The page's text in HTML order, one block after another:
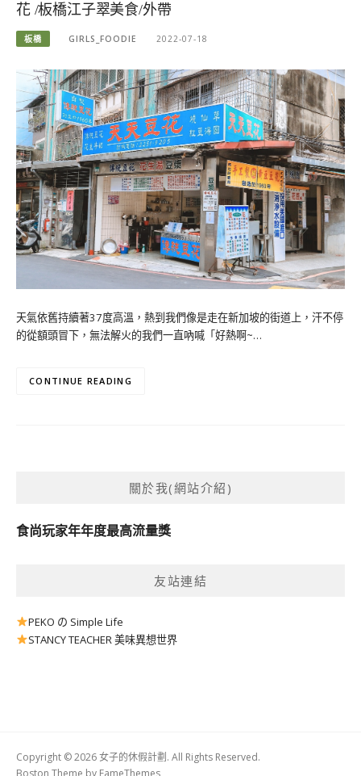
花 /板橋江子翠美食/外帶
板橋 GIRLS_FOODIE 2022-07-18
天氣依舊持續著37度高溫，熱到我們像是走在新加坡的街道上，汗不停
的從額頭冒下，無法解火的我們一直吶喊「好熱啊~…
CONTINUE READING
關於我(網站介紹)
食尚玩家年年度最高流量獎
友站連結
PEKO の Simple Life
STANCY TEACHER 美味異想世界
Copyright © 2026 女子的休假計劃. All Rights Reserved.
Boston Theme by FameThemes